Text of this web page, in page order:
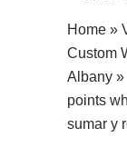
Home »
Custom
Albany »
points
sumar y